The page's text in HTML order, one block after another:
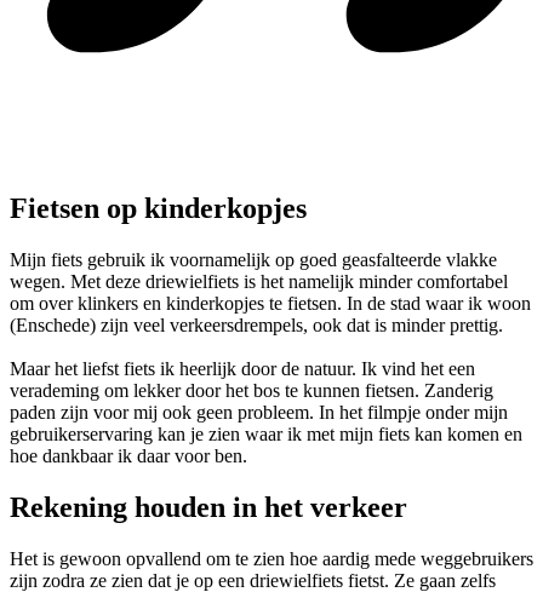
Fietsen op kinderkopjes
Mijn fiets gebruik ik voornamelijk op goed geasfalteerde vlakke
wegen. Met deze driewielfiets is het namelijk minder comfortabel
om over klinkers en kinderkopjes te fietsen. In de stad waar ik woon
(Enschede) zijn veel verkeersdrempels, ook dat is minder prettig.
Maar het liefst fiets ik heerlijk door de natuur. Ik vind het een
verademing om lekker door het bos te kunnen fietsen. Zanderig
paden zijn voor mij ook geen probleem. In het filmpje onder mijn
gebruikerservaring kan je zien waar ik met mijn fiets kan komen en
hoe dankbaar ik daar voor ben.
Rekening houden in het verkeer
Het is gewoon opvallend om te zien hoe aardig mede weggebruikers
zijn zodra ze zien dat je op een driewielfiets fietst. Ze gaan zelfs